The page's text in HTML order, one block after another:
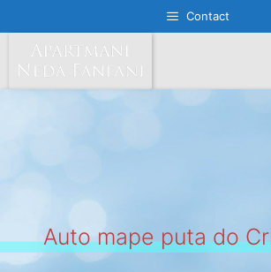
to
content
Contact
Auto mape puta do